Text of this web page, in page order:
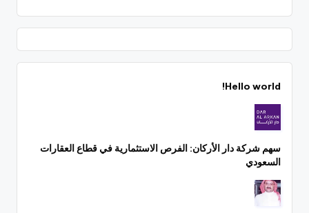
Hello world!
سهم شركة دار الأركان: الفرص الاستثمارية في قطاع العقارات
السعودي